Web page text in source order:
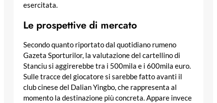
esercitata.
Le prospettive di mercato
Secondo quanto riportato dal quotidiano rumeno
Gazeta Sporturilor, la valutazione del cartellino di
Stanciu si aggirerebbe tra i 500mila e i 600mila euro.
Sulle tracce del giocatore si sarebbe fatto avanti il
club cinese del Dalian Yingbo, che rappresenta al
momento la destinazione più concreta. Appare invece